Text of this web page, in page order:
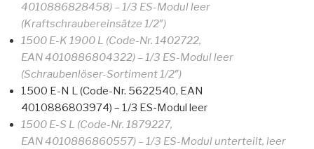
4010886828458) – 1/3 ES-Modul leer
(Kraftschraubereinsätze 1/2″)
1500 E-K 1900 L (Code-Nr. 1402722,
EAN 4010886804322) – 1/3 ES-Modul leer
(Schraubenlöser-Sortiment 1/2″)
1500 E-N L (Code-Nr. 5622540, EAN
4010886803974) – 1/3 ES-Modul leer
1500 E-S L (Code-Nr. 1879227,
EAN 4010886860557) – 1/3 ES-Modul unterteilt, leer